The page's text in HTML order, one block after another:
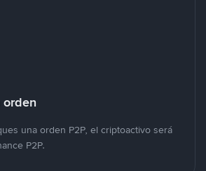
orden
una orden P2P, el criptoactivo será
P2P.